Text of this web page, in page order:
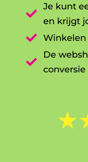

Je kunt
en krijgt

Winkelen

De
conversie
☆